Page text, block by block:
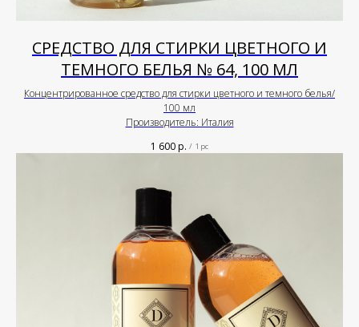
СРЕДСТВО ДЛЯ СТИРКИ ЦВЕТНОГО И
ТЕМНОГО БЕЛЬЯ № 64, 100 МЛ
Концентрированное средство для стирки цветного и темного белья/
100 мл
Производитель: Италия
1 600р. / 1 pc